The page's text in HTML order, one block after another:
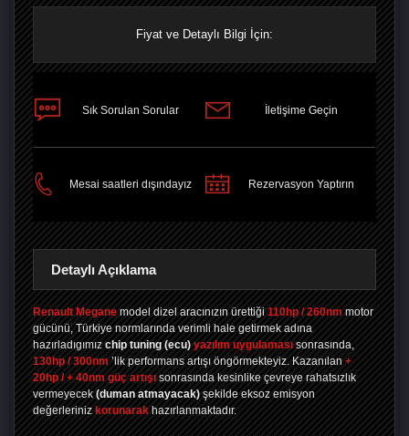
PAYLAŞ
Fiyat ve Detaylı Bilgi İçin:
Sık Sorulan Sorular İletişime Geçin
Mesai saatleri dışındayız Rezervasyon Yaptırın
Detaylı Açıklama
Renault Megane model dizel aracınızın ürettiği 110hp / 260nm motor
gücünü, Türkiye normlarında verimli hale getirmek adına
hazırladıgımız chip tuning (ecu) yazılım uygulaması sonrasında,
130hp / 300nm ’lik performans artışı öngörmekteyiz. Kazanılan +
20hp / + 40nm güç artışı sonrasında kesinlike çevreye rahatsızlık
vermeyecek (duman atmayacak) şekilde eksoz emisyon
değerleriniz korunarak hazırlanmaktadır.